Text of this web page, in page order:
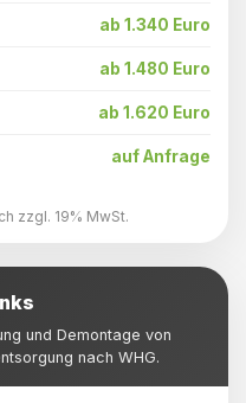
ab 1.340 Euro
ab 1.480 Euro
ab 1.620 Euro
auf Anfrage
zzgl. 19% MwSt.
und Demontage von
nach WHG.